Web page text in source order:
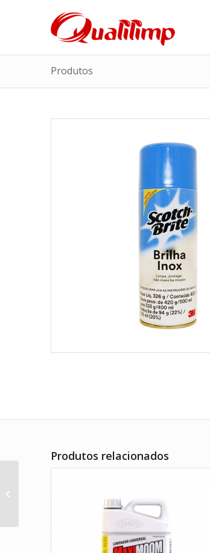
Produtos
Produtos relacionados